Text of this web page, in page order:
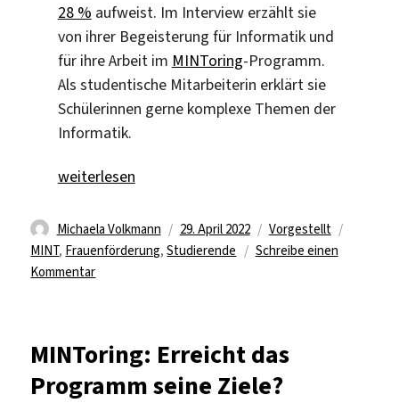
28 % aufweist. Im Interview erzählt sie
von ihrer Begeisterung für Informatik und
für ihre Arbeit im MINToring-Programm.
Als studentische Mitarbeiterin erklärt sie
Schülerinnen gerne komplexe Themen der
Informatik.
„„Mädchen, macht das!““
weiterlesen
Autor
Michaela Volkmann
Veröffentlicht
am
29. April 2022 Kategorien
Vorgestellt
MINT, Frauenförderung,Studierende
Schreibe einen
Kommentarzu
MINToring: Erreicht das
Programm seine Ziele?